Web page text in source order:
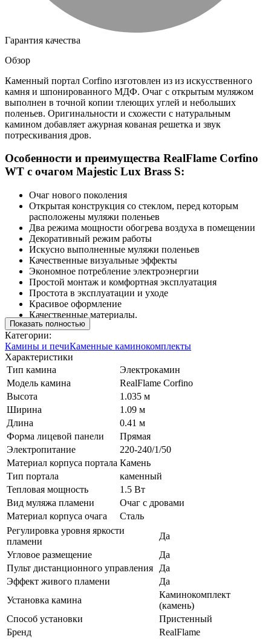
Гарантия качества
Обзор
Каменный портал Corfino изготовлен из из искусственного
камня и шпонированного МДФ. Очаг с открытым муляжом
выполнен в точной копии тлеющих углей и небольших
поленьев. Оригинальности и схожести с натуральным
камином добавляет ажурная кованая решетка и звук
потрескивания дров.
Особенности и преимущества RealFlame Corfino
WT с очагом Majestic Lux Brass S:
Очаг нового поколения
Открытая конструкция со стеклом, перед которым
расположены муляжи поленьев
Два режима мощности обогрева воздуха в помещении
Декоративный режим работы
Искусно выполненные муляжи поленьев
Качественные визуальные эффекты
Экономное потребление электроэнергии
Простой монтаж и комфортная эксплуатация
Простота в эксплуатации и уходе
Красивое оформление
Качественные материалы.
Показать полностью
Категории:
Камины и печиКаменные каминокомплекты
Характеристики
Тип камина
Электрокамин
Модель камина
RealFlame Corfino
Высота
1.035 м
Ширина
1.09 м
Длина
0.41 м
Форма лицевой панели
Прямая
Электропитание
220-240/1/50
Материал корпуса портала Камень
Тип портала
каменный
Тепловая мощность
1.5 Вт
Вид муляжа пламени
Очаг с дровами
Материал корпуса очага
Сталь
Регулировка уровня яркости
пламени
Да
Угловое размещение
Да
Пульт дистанционного управления
Да
Эффект живого пламени
Да
Установка камина
Каминокомплект
(камень)
Способ установки
Пристенный
Бренд
RealFlame